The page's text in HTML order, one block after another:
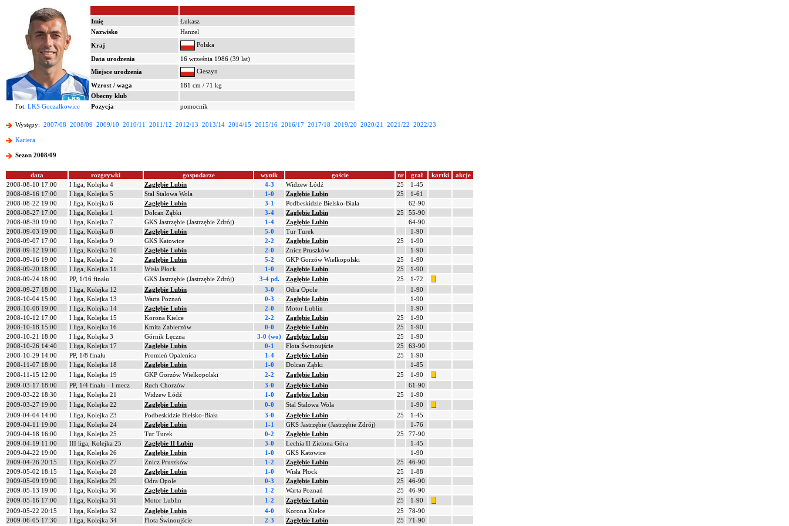
Imię
Łukasz
Nazwisko
Hanzel
Kraj
Polska
Data urodzenia
16 września 1986 (39 lat)
Miejsce urodzenia
Cieszyn
Wzrost / waga
181 cm / 71 kg
Obecny klub
Fot: LKS Goczałkowice Pozycja pomocnik
Występy: 2007/08 2008/09 2009/10 2010/11 2011/12 2012/13 2013/14 2014/15 2015/16 2016/17 2017/18 2019/20 2020/21 2021/22 2022/23
Kariera
Sezon 2008/09
data rozgrywki gospodarze wynik goście nr grał kartki
akcje
2008-08-10 17:00
I liga, Kolejka 4 Zagłębie Lubin 4-3 Widzew Łódź 25
1-45
2008-08-16 17:00
I liga, Kolejka 5 Stal Stalowa Wola 1-0 Zagłębie Lubin 25
1-61
2008-08-22 19:00
I liga, Kolejka 6 Zagłębie Lubin 3-1 Podbeskidzie Bielsko-Biała
62-90
2008-08-27 17:00
I liga, Kolejka 1 Dolcan Ząbki 3-4 Zagłębie Lubin 25
55-90
2008-08-30 19:00
I liga, Kolejka 7 GKS Jastrzębie (Jastrzębie Zdrój) 1-4 Zagłębie Lubin
64-90
2008-09-03 19:00
I liga, Kolejka 8 Zagłębie Lubin 5-0 Tur Turek
1-90
2008-09-07 17:00
I liga, Kolejka 9 GKS Katowice 2-2 Zagłębie Lubin 25
1-90
2008-09-12 19:00
I liga, Kolejka 10 Zagłębie Lubin 2-0 Znicz Pruszków
1-90
2008-09-16 19:00
I liga, Kolejka 2 Zagłębie Lubin 5-2 GKP Gorzów Wielkopolski 25
1-90
2008-09-20 18:00
I liga, Kolejka 11 Wisła Płock 1-0 Zagłębie Lubin 25
1-90
2008-09-24 18:00
PP, 1/16 finału GKS Jastrzębie (Jastrzębie Zdrój) 3-4 pd. Zagłębie Lubin 25
1-72
2008-09-27 18:00
I liga, Kolejka 12 Zagłębie Lubin 3-0 Odra Opole
1-90
2008-10-04 15:00
I liga, Kolejka 13 Warta Poznań 0-3 Zagłębie Lubin
1-90
2008-10-08 19:00
I liga, Kolejka 14 Zagłębie Lubin 2-0 Motor Lublin
1-90
2008-10-12 17:00
I liga, Kolejka 15 Korona Kielce 2-2 Zagłębie Lubin 25
1-90
2008-10-18 15:00
I liga, Kolejka 16 Kmita Zabierzów 0-0 Zagłębie Lubin 25
1-90
2008-10-21 18:00
I liga, Kolejka 3 Górnik Łęczna 3-0 (wo) Zagłębie Lubin 25
1-90
2008-10-26 14:40
I liga, Kolejka 17 Zagłębie Lubin 0-1 Flota Świnoujście 25
63-90
2008-10-29 14:00
PP, 1/8 finału Promień Opalenica 1-4 Zagłębie Lubin 25
1-90
2008-11-07 18:00
I liga, Kolejka 18 Zagłębie Lubin 1-0 Dolcan Ząbki
1-85
2008-11-15 12:00
I liga, Kolejka 19 GKP Gorzów Wielkopolski 2-2 Zagłębie Lubin 25
1-90
2009-03-17 18:00
PP, 1/4 finału - I mecz Ruch Chorzów 3-0 Zagłębie Lubin
61-90
2009-03-22 18:30
I liga, Kolejka 21 Widzew Łódź 1-0 Zagłębie Lubin 25
1-90
2009-03-27 19:00
I liga, Kolejka 22 Zagłębie Lubin 0-0 Stal Stalowa Wola
1-90
2009-04-04 14:00
I liga, Kolejka 23 Podbeskidzie Bielsko-Biała 3-0 Zagłębie Lubin 25
1-45
2009-04-11 19:00
I liga, Kolejka 24 Zagłębie Lubin 1-1 GKS Jastrzębie (Jastrzębie Zdrój)
1-76
2009-04-18 16:00
I liga, Kolejka 25 Tur Turek 0-2 Zagłębie Lubin 25
77-90
2009-04-19 11:00
III liga, Kolejka 25 Zagłębie II Lubin 3-0 Lechia II Zielona Góra
1-45
2009-04-22 19:00
I liga, Kolejka 26 Zagłębie Lubin 1-0 GKS Katowice
1-90
2009-04-26 20:15
I liga, Kolejka 27 Znicz Pruszków 1-2 Zagłębie Lubin 25
46-90
2009-05-02 18:15
I liga, Kolejka 28 Zagłębie Lubin 1-0 Wisła Płock 25
1-88
2009-05-09 19:00
I liga, Kolejka 29 Odra Opole 0-3 Zagłębie Lubin 25
46-90
2009-05-13 19:00
I liga, Kolejka 30 Zagłębie Lubin 1-2 Warta Poznań 25
46-90
2009-05-16 17:00
I liga, Kolejka 31 Motor Lublin 1-2 Zagłębie Lubin 25
1-90
2009-05-22 20:15
I liga, Kolejka 32 Zagłębie Lubin 4-0 Korona Kielce 25
78-90
2009-06-05 17:30
I liga, Kolejka 34 Flota Świnoujście 2-3 Zagłębie Lubin 25 71-90